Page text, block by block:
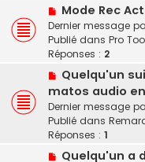
s
a
g
e
a
u
m
e
s
a
g
e
N
o
u
v
a
u
m
e
s
Mode Rec
Dernier message
Publié dans Pro
Réponses : 2
N
o
v
e
a
u
Quelqu'un
matos audio
Dernier message
Publié dans
Réponses : 1
NQuelqu'un a